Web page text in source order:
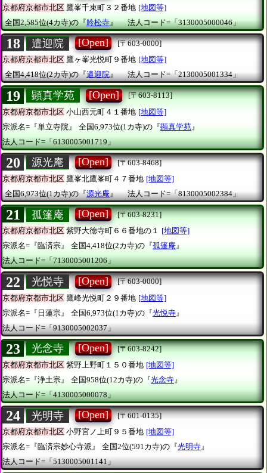
京都府京都市北区 鷹峯千束町３２番地 [地図等]
全国2,585位(4カ寺)の『吟松寺』 法人コード=「3130005000046」
18 遣迎院 [Open]
[〒603-0000]
京都府京都市北区 鷹ヶ峯光悦町９番地 [地図等]
全国4,418位(2カ寺)の『遣迎院』 法人コード=「2130005001334」
19 顕真学苑 [Open]
[〒603-8113]
京都府京都市北区 小山西元町４１番地 [地図等]
宗派名=『単立寺院』
全国6,973位(1カ寺)の『顕真学苑 』
法人コード=「6130005001719」
20 源光庵 [Open]
[〒603-8468]
京都府京都市北区 鷹峯北鷹峯町４７番地 [地図等]
全国6,973位(1カ寺)の『源光庵』 法人コード=「8130005002384」
21 孤篷庵 [Open]
[〒603-8231]
京都府京都市北区 紫野大徳寺町６６番地の１ [地図等]
宗派名=『臨済宗』
全国4,418位(2カ寺)の『孤篷庵』
法人コード=「7130005001206」
22 光悦寺 [Open]
[〒603-0000]
京都府京都市北区 鷹峰光悦町２９番地 [地図等]
宗派名=『日蓮宗』
全国6,973位(1カ寺)の『光悦寺 』
法人コード=「9130005002037」
23 光念寺 [Open]
[〒603-8242]
京都府京都市北区 紫野上野町１５０番地 [地図等]
宗派名=『浄土宗』
全国958位(12カ寺)の『光念寺 』
法人コード=「4130005000078」
24 光明寺 [Open]
[〒601-0135]
京都府京都市北区 小野宮ノ上町９５番地 [地図等]
宗派名=『臨済宗妙心寺派』
全国2位(591カ寺)の『光明寺』
法人コード=「5130005001141」